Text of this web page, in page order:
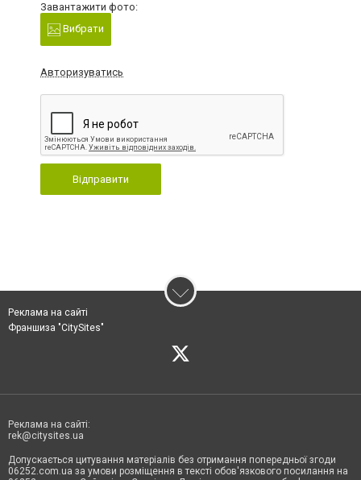
Завантажити фото:
Вибрати
Авторизуватись
Відправити
Реклама на сайті
Франшиза "CitySites"
Реклама на сайті:
rek@citysites.ua
Допускається цитування матеріалів без отримання попередньої згоди
06252.com.ua за умови розміщення в тексті обов'язкового посилання на